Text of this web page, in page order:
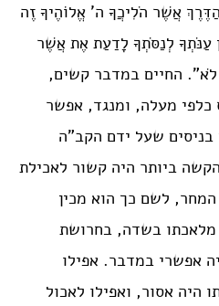
אֲשֶׁר הֹלִיכֲךָ ה’ אֱלוֹהֶיךָ זֶה
לְנַסֹּתְךָ לָדַעַת אֶת אֲשֶׁר
החיים במדבר קשים,
מעלה, ומנגד, אפשר
בניסים שעל ידם הקב”ה
ביותר היה קשור לאכילת
המחר, לשם כך הוא מכין
מלאכתו בשדה, בחרושת
אפשרי במדבר. אפילו
היה אסור, ואפילו לאכול